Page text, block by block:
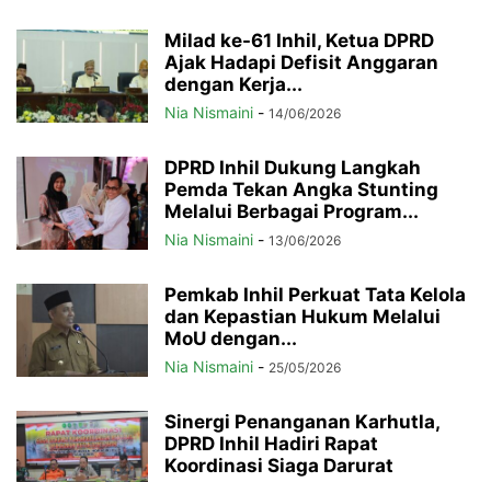
Milad ke-61 Inhil, Ketua DPRD
Ajak Hadapi Defisit Anggaran
dengan Kerja...
Nia Nismaini - 14/06/2026
DPRD Inhil Dukung Langkah
Pemda Tekan Angka Stunting
Melalui Berbagai Program...
Nia Nismaini - 13/06/2026
Pemkab Inhil Perkuat Tata Kelola
dan Kepastian Hukum Melalui
MoU dengan...
Nia Nismaini - 25/05/2026
Sinergi Penanganan Karhutla,
DPRD Inhil Hadiri Rapat
Koordinasi Siaga Darurat